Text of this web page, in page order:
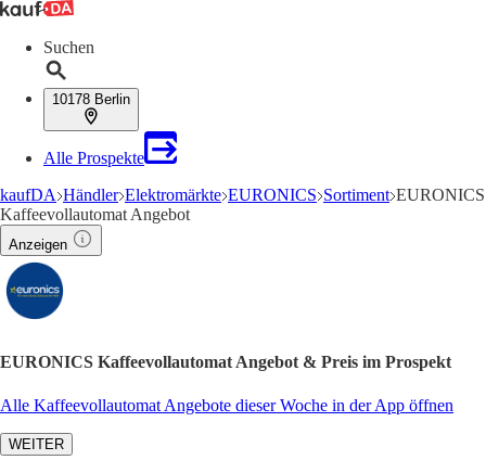
Suchen
10178 Berlin
Alle Prospekte
kaufDA Händler Elektromärkte EURONICS Sortiment EURONICS
Kaffeevollautomat Angebot
Anzeigen
EURONICS Kaffeevollautomat Angebot & Preis im Prospekt
Alle Kaffeevollautomat Angebote dieser Woche in der App öffnen
WEITER